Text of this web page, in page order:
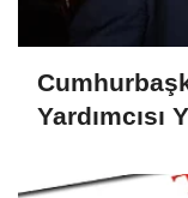
Yardımcısı